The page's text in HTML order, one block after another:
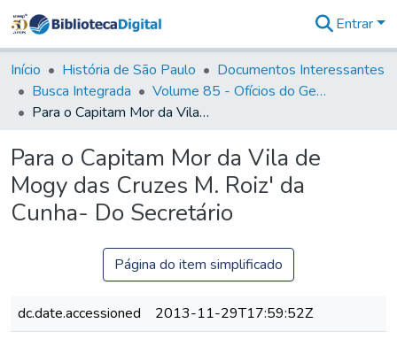
&
Coleções
Tudo na
Biblioteca
Estatísticas
Entrar
Início História de São Paulo
Documentos Interessantes
Busca Integrada
Volume 85 - Ofícios do General Francisco da Cunha Menezes (Governador da Capitania): 1782- 1786
Para o Capitam Mor da Vila de Mogy das Cruzes M. Roiz' da Cunha- Do Secretário
Para o Capitam Mor da Vila de
Mogy das Cruzes M. Roiz' da
Cunha- Do Secretário
Página do item simplificado
dc.date.accessioned
2013-11-29T17:59:52Z